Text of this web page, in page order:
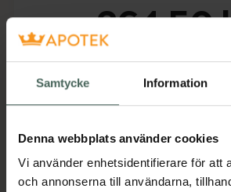
Samtycke Information
Denna webbplats använder cookies
Vi använder enhetsidentifierare för att
och annonserna till användarna,
264,50
Aktuella erbjudanden